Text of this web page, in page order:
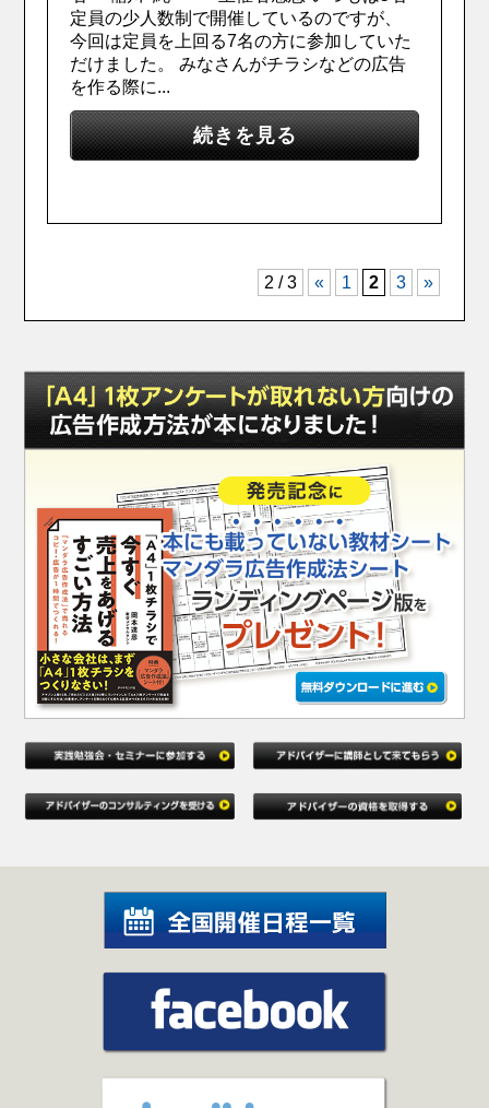
定員の少人数制で開催しているのですが、
今回は定員を上回る7名の方に参加していた
だけました。 みなさんがチラシなどの広告
を作る際に...
続きを見る
2 / 3 « 1 2 3 »